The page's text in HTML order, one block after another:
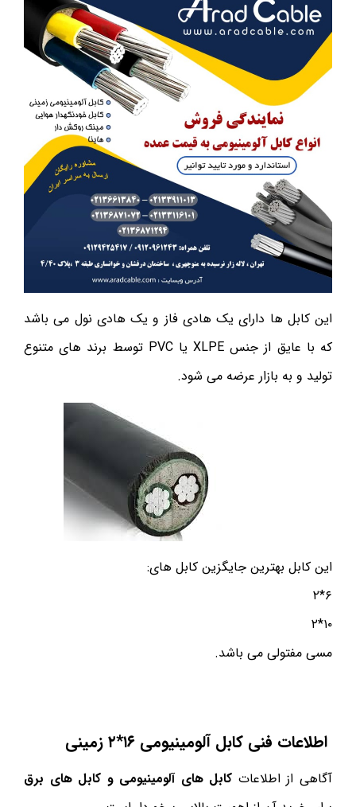
این کابل ها دارای یک هادی فاز و یک هادی نول می باشد
که با عایق از جنس XLPE یا PVC توسط برند های متنوع
تولید و به بازار عرضه می شود.
این کابل بهترین جایگزین کابل های:
۶*۲
۱۰*۲
مسی مفتولی می باشد.
اطلاعات فنی کابل آلومینیومی ۱۶*۲ زمینی
آگاهی از اطلاعات کابل های آلومینیومی و کابل های برق